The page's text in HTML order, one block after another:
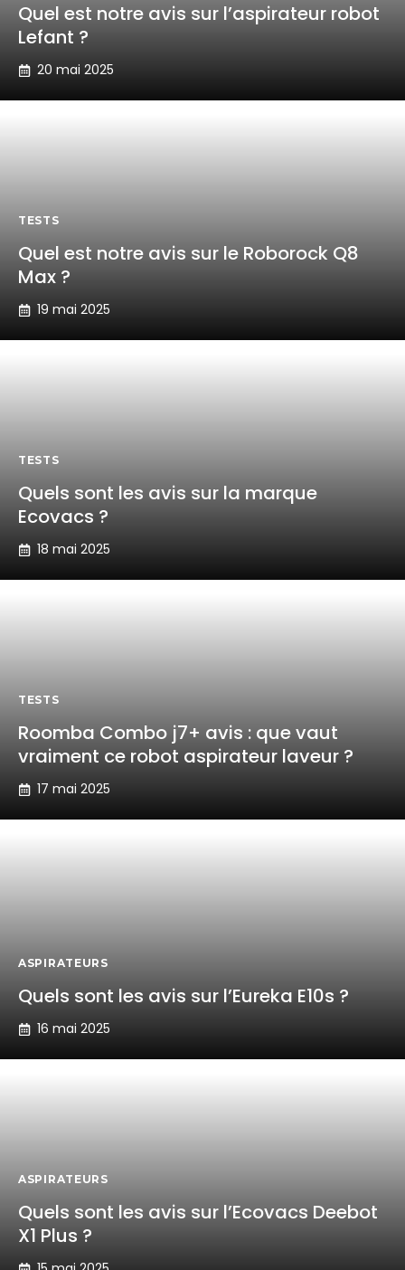
Quel est notre avis sur l’aspirateur robot
Lefant ?
20 mai 2025
TESTS
Quel est notre avis sur le Roborock Q8
Max ?
19 mai 2025
TESTS
Quels sont les avis sur la marque
Ecovacs ?
18 mai 2025
TESTS
Roomba Combo j7+ avis : que vaut
vraiment ce robot aspirateur laveur ?
17 mai 2025
ASPIRATEURS
Quels sont les avis sur l’Eureka E10s ?
16 mai 2025
ASPIRATEURS
Quels sont les avis sur l’Ecovacs Deebot
X1 Plus ?